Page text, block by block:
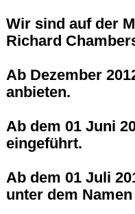
Wir sind auf der
Richard
Ab Dezember
anbieten.
Ab dem 01 Juni
eingeführt.
Ab dem 01 Juli
unter dem